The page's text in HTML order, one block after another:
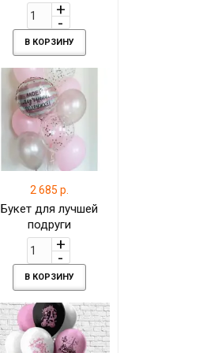
В КОРЗИНУ
2 685 р.
Букет для лучшей
подруги
В КОРЗИНУ